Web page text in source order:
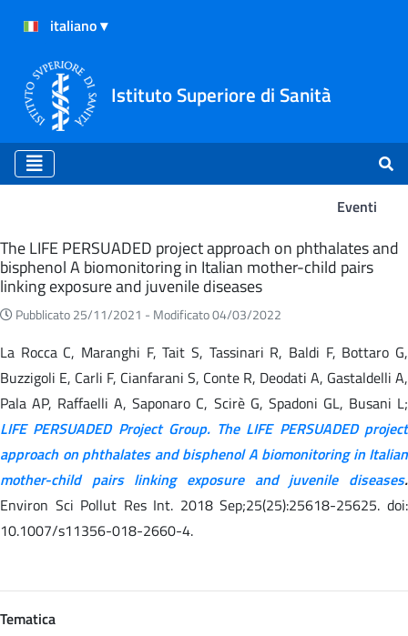
Istituto Superiore di Sanità
Eventi
Eventi
The LIFE PERSUADED project approach on phthalates and
bisphenol A biomonitoring in Italian mother-child pairs
linking exposure and juvenile diseases
Pubblicato 25/11/2021 - Modificato 04/03/2022
La Rocca C, Maranghi F, Tait S, Tassinari R, Baldi F, Bottaro G,
Buzzigoli E, Carli F, Cianfarani S, Conte R, Deodati A, Gastaldelli A,
Pala AP, Raffaelli A, Saponaro C, Scirè G, Spadoni GL, Busani L;
LIFE PERSUADED Project Group. The LIFE PERSUADED project
approach on phthalates and bisphenol A biomonitoring in Italian
mother-child pairs linking exposure and juvenile diseases.
Environ Sci Pollut Res Int. 2018 Sep;25(25):25618-25625. doi:
10.1007/s11356-018-2660-4.
Tematica